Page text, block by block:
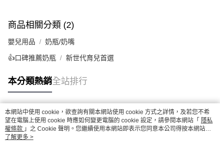
商品相關分類 (2)
嬰兒用品 奶瓶/奶嘴
👍口碑推薦奶瓶 新世代育兒首選
本分類熱銷全站排行
熱門標籤
本網站中使用 cookie，欲查詢有關本網站使用 cookie 方式之詳情，及若您不希
望在電腦上使用 cookie 時應如何變更電腦的 cookie 設定，請參閱本網站「 隱私
權條款 」之 Cookie 聲明。您繼續使用本網站即表示您同意本公司得按本網站使
用條款之 Cookie 聲明使用 cookie。
了解更多 >